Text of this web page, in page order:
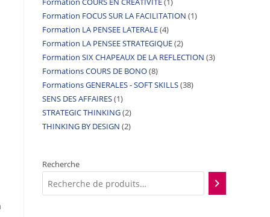
Formation FOCUS SUR LA FACILITATION 1
Formation LA PENSEE LATERALE 4
Formation LA PENSEE STRATEGIQUE 2
Formation SIX CHAPEAUX DE LA REFLECTION 3
Formations COURS DE BONO 8
Formations GENERALES - SOFT SKILLS 38
SENS DES AFFAIRES 1
STRATEGIC THINKING 2
THINKING BY DESIGN 2
Recherche